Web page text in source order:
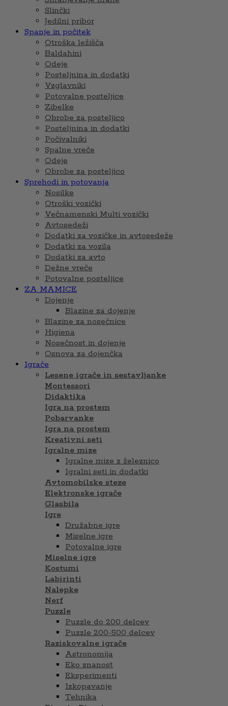
Slinčki
Jedilni pribor
Spanje in počitek
Otroška ležišča
Baldahini
Odeje
Posteljnina in dodatki
Vzglavniki
Potovalne posteljice
Zibelke
Obrobe za posteljico
Posteljnina in dodatki
Počivalniki
Spalne vreče
Odeje
Obrobe za posteljico
Sprehodi in potovanja
Nosilke
Otroški vozički
Večnamenski Multi vozički
Avtosedeži
Dodatki za vozičke in avtosedeže
Dodatki za vozila
Dodatki za avto
Dežne vreče
Potovalne posteljice
ZA MAMICE
Dojenje
Blazine za dojenje
Blazine za nosečnice
Higiena
Nosečnost in dojenje
Osnova za dojenčka
Igrače
Lesene igrače in sestavljanke
Montessori
Didaktika
Igra na prostem
Pobarvanke
Igra na prostem
Kreativni seti
Igralne mize
Igralne mize z železnico
Igralni seti in dodatki
Avtomobilske steze
Elektronske igrače
Glasbila
Igre
Družabne igre
Miselne igre
Potovalne igre
Miselne igre
Kostumi
Labirinti
Nalepke
Nerf
Puzzle
Puzzle do 200 delcev
Puzzle 200-500 delcev
Raziskovalne igrače
Astronomija
Eko znanost
Eksperimenti
Izkopavanje
Tehnika